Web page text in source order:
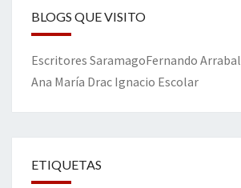
BLOGS QUE VISITO
Escritores SaramagoFernando Arrabal
Ana María Drac Ignacio Escolar
ETIQUETAS